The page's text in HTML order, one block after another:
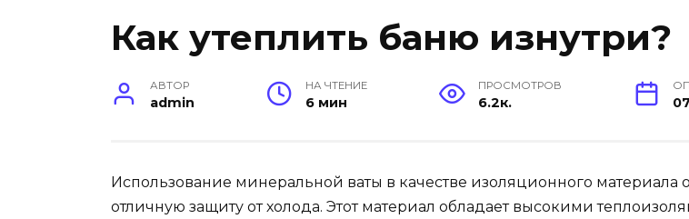
Как утеплить баню изнутри?
АВТОР
admin
НА ЧТЕНИЕ
6 мин
ПРОСМОТРОВ
6.2к.
Использование минеральной ваты в качестве изоляционного материала
отличную защиту от холода. Этот материал обладает высокими